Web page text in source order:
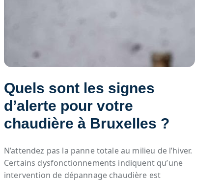
Quels sont les signes
d’alerte pour votre
chaudière à Bruxelles ?
N’attendez pas la panne totale au milieu de l’hiver.
Certains dysfonctionnements indiquent qu’une
intervention de dépannage chaudière est